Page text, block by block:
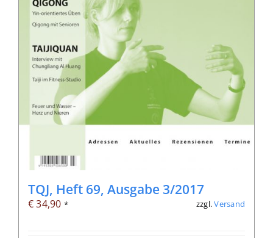
TQJ, Heft 69, Ausgabe 3/2017
€34,90 * zzgl.Versand